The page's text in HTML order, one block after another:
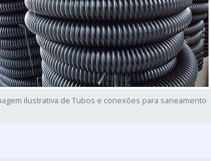
ilustrativa de Tubos e conexões para saneamento